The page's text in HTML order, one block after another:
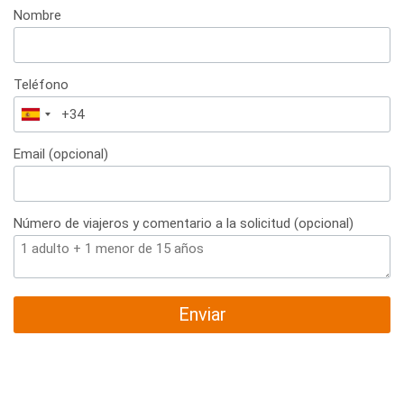
Nombre
Teléfono
España
+34
Email (opcional)
Número de viajeros y comentario a la solicitud (opcional)
Enviar